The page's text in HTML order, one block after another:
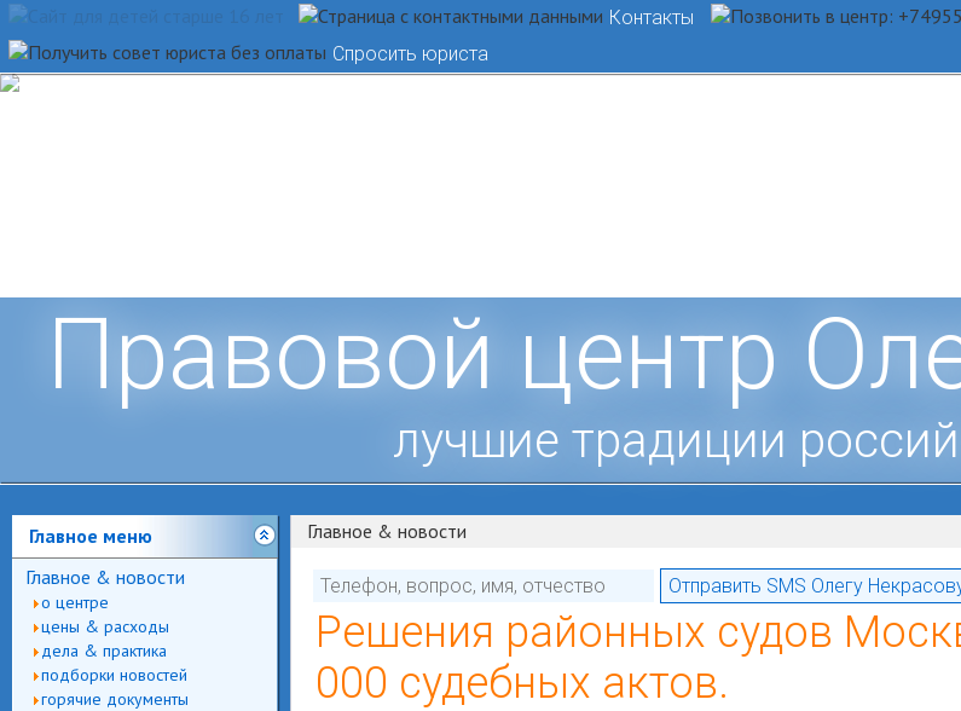
Контакты
Спросить юриста
Правовой центр
лучшие традиции
Главное меню
Главное & новости
о центре
цены & расходы
дела & практика
подборки новостей
горячие документы
Главное & новости
Решения районных судов
000 судебных актов.